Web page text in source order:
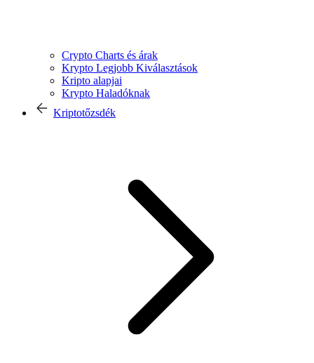
Crypto Charts és árak
Krypto Legjobb Kiválasztások
Kripto alapjai
Krypto Haladóknak
Kriptotőzsdék